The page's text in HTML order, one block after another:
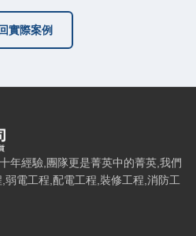
實際案例
站概要、主導覽與聯絡方式
年經驗,團隊更是菁英中的菁英,我們
電工程,配電工程,裝修工程,消防工